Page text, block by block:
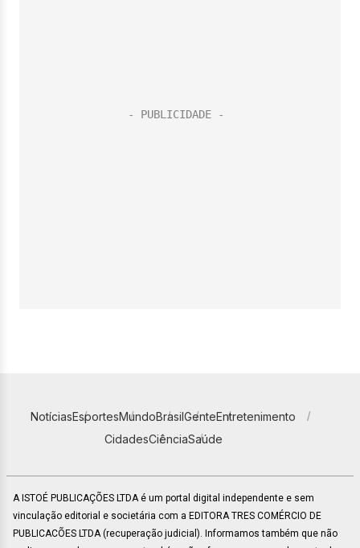
NotíciasEsportesMundoBrasilGenteEntretenimento
CidadesCiênciaSaúde
A ISTOÉ PUBLICAÇÕES LTDA é um portal digital independente e sem
vinculação editorial e societária com a EDITORA TRES COMÉRCIO DE
PUBLICACÕES LTDA (recuperação judicial). Informamos também que não